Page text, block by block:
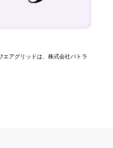
エアグリッドは、株式会社パトラ